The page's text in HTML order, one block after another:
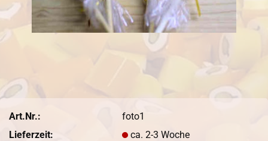
Art.Nr.:
foto1
Lieferzeit:
ca. 2-3 Woche